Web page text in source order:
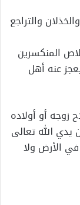
والتراجع
المنكسرين
عنه أهل
زوجه أو أولاده
يدي الله تعالى
الأرض ولا